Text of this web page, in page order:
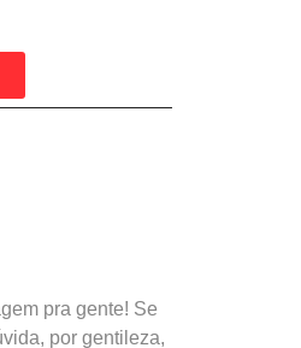
pra gente! Se
por gentileza,